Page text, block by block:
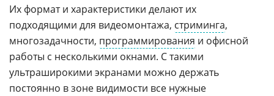
Их формат и характеристики делают их
подходящими для видеомонтажа, стриминга,
многозадачности, программирования и офисной
работы с несколькими окнами. С такими
ультраширокими экранами можно держать
постоянно в зоне видимости все нужные